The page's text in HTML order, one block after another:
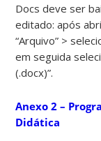
Docs deve ser
editado: após
“Arquivo” >
em seguida
(.docx)”.
Anexo 2 –
Didática